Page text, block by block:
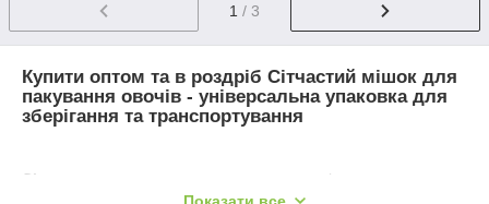
1 / 3
Купити оптом та в роздріб Сітчастий мішок для
пакування овочів - універсальна упаковка для
зберігання та транспортування
Сітка овочева
– це зручне та практичне рішення для
пакування та зберігання різних овочів та фруктів.